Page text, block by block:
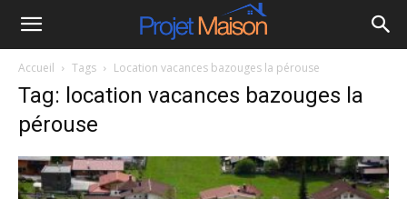
Projet
maison
Accueil Tags Location vacances bazouges la pérouse
Tag: location vacances bazouges la
pérouse